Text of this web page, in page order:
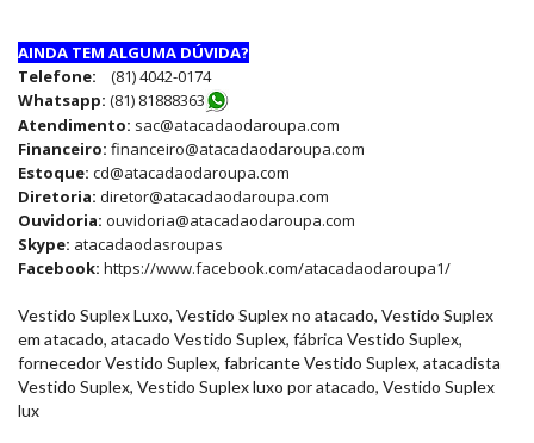
AINDA TEM ALGUMA DÚVIDA?
Telefone: (81) 4042-0174
Whatsapp: (81) 81888363
Atendimento: sac@atacadaodaroupa.com
Financeiro: financeiro@atacadaodaroupa.com
Estoque: cd@atacadaodaroupa.com
Diretoria: diretor@atacadaodaroupa.com
Ouvidoria: ouvidoria@atacadaodaroupa.com
Skype: atacadaodasroupas
Facebook: https://www.facebook.com/atacadaodaroupa1/
Vestido Suplex Luxo, Vestido Suplex no atacado, Vestido Suplex
em atacado, atacado Vestido Suplex, fábrica Vestido Suplex,
fornecedor Vestido Suplex, fabricante Vestido Suplex, atacadista
Vestido Suplex, Vestido Suplex luxo por atacado, Vestido Suplex
lux